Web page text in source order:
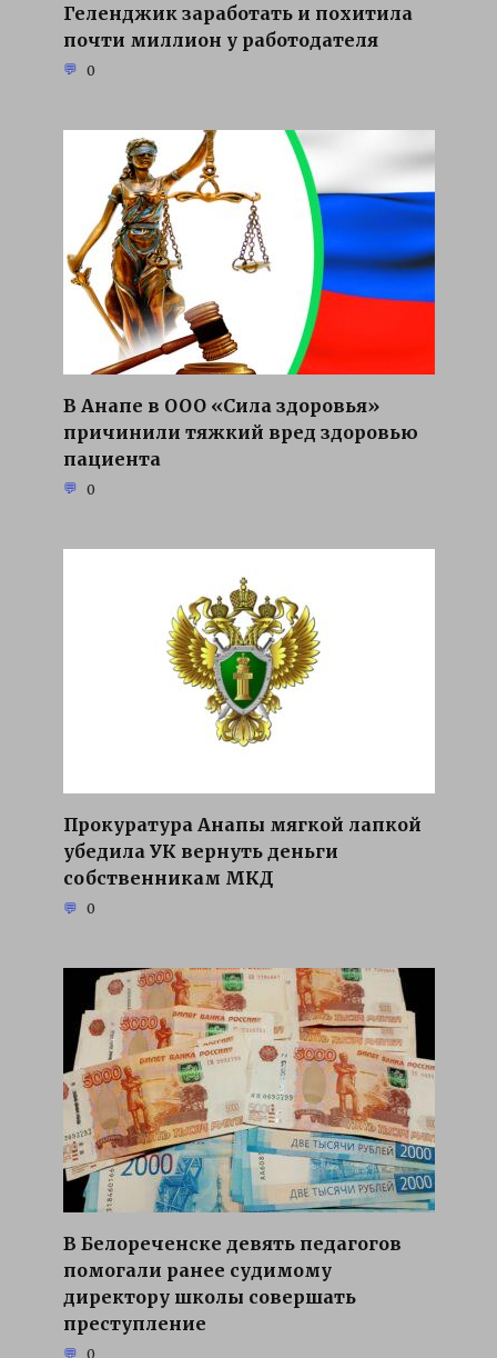
Геленджик заработать и похитила
почти миллион у работодателя
0
В Анапе в ООО «Сила здоровья»
причинили тяжкий вред здоровью
пациента
0
Прокуратура Анапы мягкой лапкой
убедила УК вернуть деньги
собственникам МКД
0
В Белореченске девять педагогов
помогали ранее судимому
директору школы совершать
преступление
0